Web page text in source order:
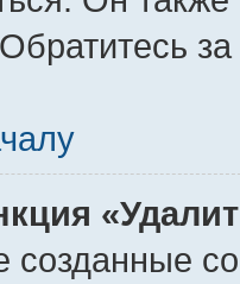
созданные